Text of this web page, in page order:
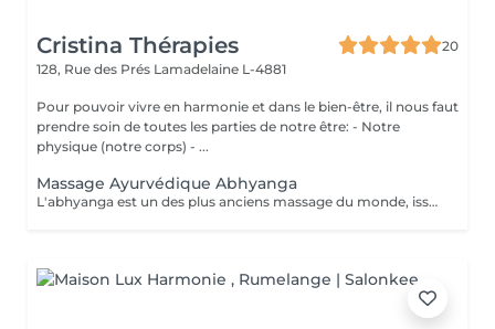
Cristina Thérapies
20
128, Rue des Prés Lamadelaine L-4881
Pour pouvoir vivre en harmonie et dans le bien-être, il nous faut
prendre soin de toutes les parties de notre être: - Notre
physique (notre corps) - ...
Massage Ayurvédique Abhyanga
L'abhyanga est un des plus anciens massage du monde, issus d'une sagesse indienne de plus de 5000 ans et de sa médecine, l'Ayurveda. Douceur, pressions ciblées et étirements vous invitent au lâcher prise totale. Le massage abhyanga signifie littéralement, massage à l'huile de tout le corps (y compris le cuir chevelu et le visage). C'est nourrissant, cela apaise vos doshas, donne de l'énergie, de l'endurance, du plaisir et du sommeil. La malaxation de la peau augmente sa longévité et nourrit toutes les parties du corps. Augmente la circulation en particulier nerveuse. Le patient est recouvert d'un drap qui sert à découvrir au fur et à mesure les parties à masser. Chaque massage est individualisé selon la prédominance des "doshas" et des déséquilibres du client. Après un massage ayurvédique, on ressent généralement une profonde sensation de détente et de légèreté, accompagnée d'un bien-être global tant physique que mental, grâce à la libération des tensions musculaires, la stimulation de la circulation et l'harmonisation des énergies. Le massage ayurvédique se pratique avec de l'huile, sauf exceptions liées à vos besoins spécifiques, il n'est donc pas nécessaire de porter une tenue particulière. Cependant, il faut prévoir simplement des sous-vêtements confortables et que vous ne craignez pas de tacher avec de l'huile. Prestation proposée uniquement aux dames. Réservation par téléphone au 00352 691 730 824. Paiement sur place en espèces.